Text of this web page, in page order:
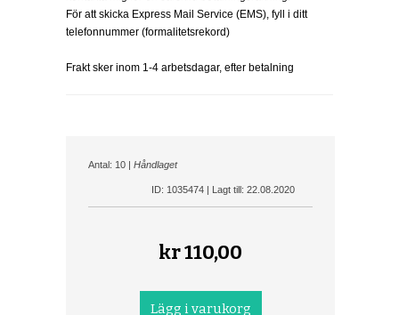
För att skicka Express Mail Service (EMS), fyll i ditt
telefonnummer (formalitetsrekord)
Frakt sker inom 1-4 arbetsdagar, efter betalning
Antal: 10 | Håndlaget
ID: 1035474 | Lagt till: 22.08.2020
kr110,00